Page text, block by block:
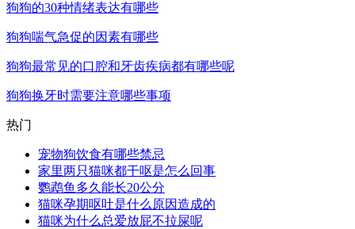
狗狗的30种情绪表达有哪些
狗狗喘气急促的因素有哪些
狗狗最常见的口腔和牙齿疾病都有哪些呢
狗狗换牙时需要注意哪些事项
热门
宠物狗饮食有哪些禁忌
家里两只猫咪都干呕是怎么回事
鹦鹉鱼多久能长20公分
猫咪孕期呕吐是什么原因造成的
猫咪为什么总爱放屁不拉屎呢